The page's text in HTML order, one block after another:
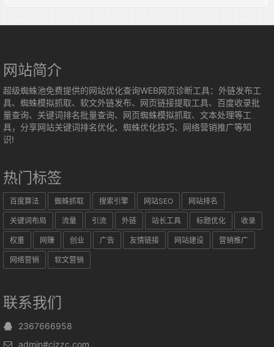
网站简介
超级蜘蛛池免费提供的网站优化查询WEB网页诊断工具：外链发布工
具、蜘蛛模拟抓取、软文外链发布、网页链接提取工具、百度收录批
量查询、关键词排名批量查询、网页蜘蛛模拟抓取、文本处理等工
具，分享网站关键词排名优化、蜘蛛优化技巧、网络营销推广等知
识!
热门标签
百度算法 蜘蛛抓取 搜索引擎 网站SEO 网站排名
关键词布局 流量 引流 外链 站长工具 标题优化 收录
权重 网赚 创业 广告 友情链接 网站建设 营销推广
网络营销 软文营销
联系我们
2367666958
admin#cjzzc.com